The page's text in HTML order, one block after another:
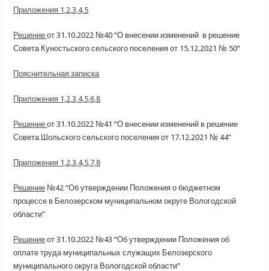
Приложения 1,2,3,4,5
Решениеот 31.10.2022 №40 “О внесении изменений в решение
Совета Куностьского сельского поселения от 15.12.2021 № 50”
Пояснительная записка
Приложения 1,2,3,4,5,6,8
Решениеот 31.10.2022 №41 “О внесении изменений в решение
Совета Шольского сельского поселения от 17.12.2021 № 44”
Приложения 1,2,3,4,5,7,8
Решение №42 “Об утверждении Положения о бюджетном
процессе в Белозерском муниципальном округе Вологодской
области”
Решение от 31.10.2022 №43 “Об утверждении Положения об
оплате труда муниципальных служащих Белозерского
муниципального округа Вологодской области”